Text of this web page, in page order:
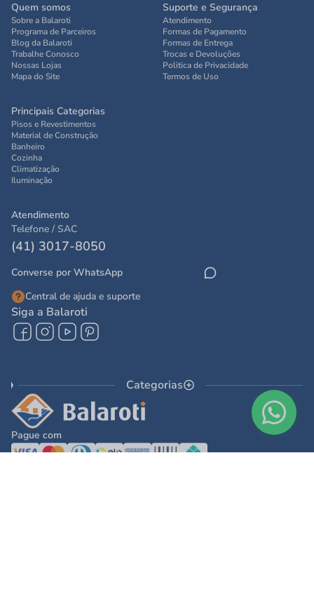
Quem somos
Sobre a Balaroti
Programa de Parceiros
Blog da Balaroti
Trabalhe Conosco
Nossas Lojas
Mapa do Site
Suporte e Segurança
Atendimento
Formas de Pagamento
Formas de Entrega
Trocas e Devoluções
Politica de Privacidade
Termos de Uso
Principais Categorias
Pisos e Revestimentos
Material de Construção
Banheiro
Cozinha
Climatização
Iluminação
Atendimento
Telefone / SAC
(41) 3017-8050
Converse por WhatsApp
Central de ajuda e suporte
Siga a Balaroti
Categorias
Pague com